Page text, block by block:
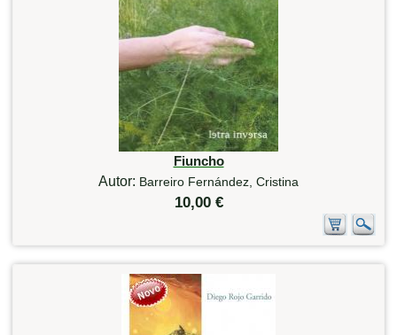
Fiuncho
Autor: Barreiro Fernández, Cristina
10,00 €